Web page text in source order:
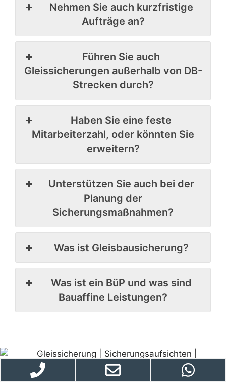
Nehmen Sie auch kurzfristige
Aufträge an?
Führen Sie auch
Gleissicherungen außerhalb von DB-
Strecken durch?
Haben Sie eine feste
Mitarbeiterzahl, oder könnten Sie
erweitern?
Unterstützen Sie auch bei der
Planung der
Sicherungsmaßnahmen?
Was ist Gleisbausicherung?
Was ist ein BüP und was sind
Bauaffine Leistungen?